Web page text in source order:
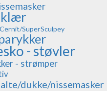
SuperSculpey
- støvler
- strømper
dukke/nissemasker